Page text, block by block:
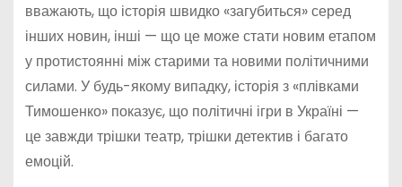
вважають, що історія швидко «загубиться» серед
інших новин, інші — що це може стати новим етапом
у протистоянні між старими та новими політичними
силами. У будь-якому випадку, історія з «плівками
Тимошенко» показує, що політичні ігри в Україні —
це завжди трішки театр, трішки детектив і багато
емоцій.